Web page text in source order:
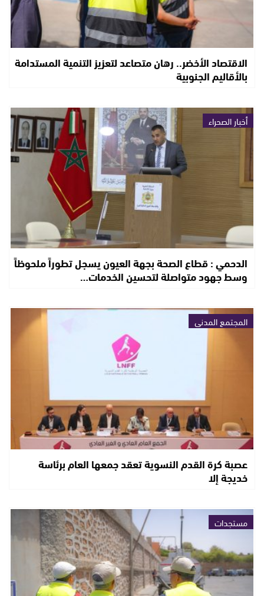
الاقتصاد الأخضر.. رهان متصاعد لتعزيز التنمية المستدامة
بالأقاليم الجنوبية
أخبار الصحراء
الدحمي : قطاع الصحة بجهة العيون يسجل تطوراً ملحوظاً
وسط جهود متواصلة لتحسين الخدمات…
المجتمع المدني
عصبة كرة القدم النسوية تعقد جمعها العام برئاسة
خديجة إلا
مستجدات